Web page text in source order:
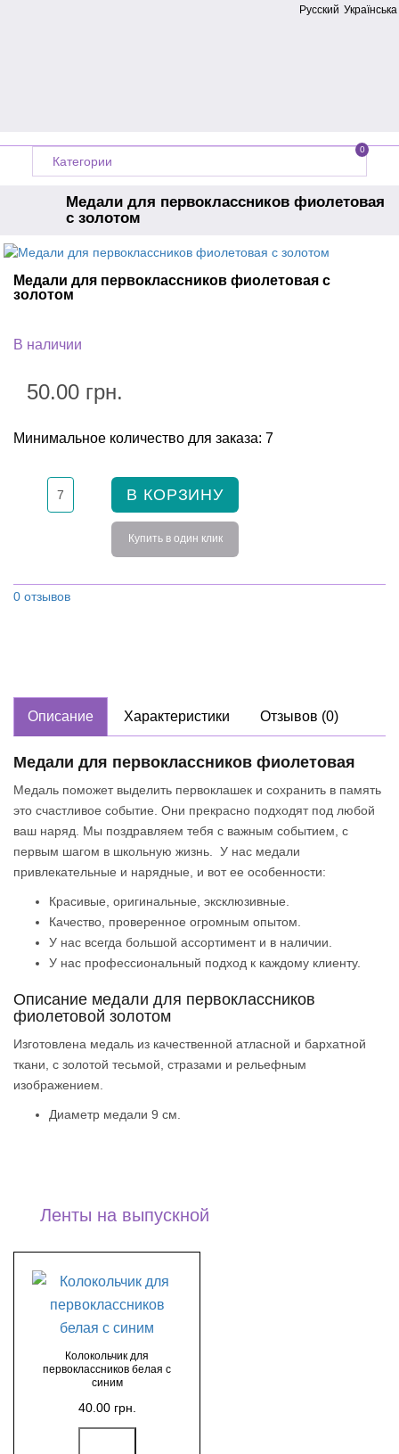
Русский Українська
Категории
0
Медали для первоклассников фиолетовая
с золотом
Главная Производитель
Медали на выпускной
Медали для первоклассников
Медали для первоклассников фиолетовая с
золотом
В наличии
50.00 грн.
Минимальное количество для заказа: 7
В КОРЗИНУ
Купить в один клик
0 отзывов
Описание Характеристики Отзывов (0)
Медали для первоклассников фиолетовая
Медаль поможет выделить первоклашек и сохранить в память
это счастливое событие. Они прекрасно подходят под любой
ваш наряд. Мы поздравляем тебя с важным событием, с
первым шагом в школьную жизнь. У нас медали
привлекательные и нарядные, и вот ее особенности:
Красивые, оригинальные, эксклюзивные.
Качество, проверенное огромным опытом.
У нас всегда большой ассортимент и в наличии.
У нас профессиональный подход к каждому клиенту.
Описание медали для первоклассников
фиолетовой золотом
Изготовлена медаль из качественной атласной и бархатной
ткани, с золотой тесьмой, стразами и рельефным
изображением.
Диаметр медали 9 см.
Ленты на выпускной
Колокольчик для
первоклассников белая с
синим
40.00 грн.